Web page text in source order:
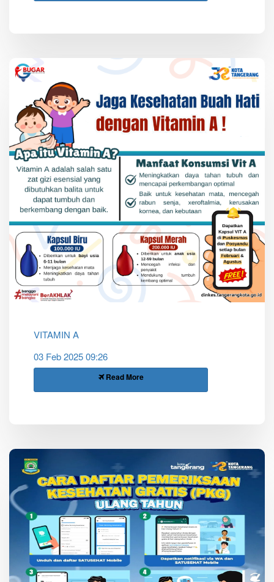
VITAMIN A
03 Feb 2025 09:26
Read More